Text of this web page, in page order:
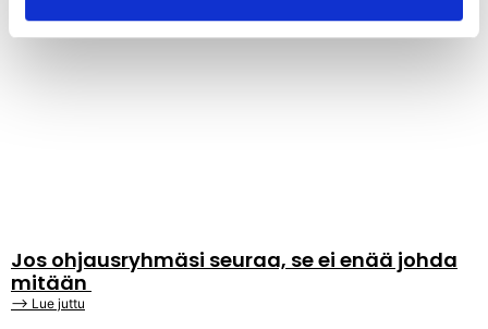
Jos ohjausryhmäsi seuraa, se ei enää johda
mitään
⟶ Lue juttu